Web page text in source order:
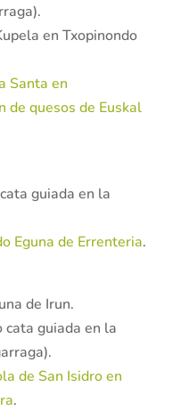
en Txopinondo
Santa en
de quesos de Euskal
guiada en la
Eguna de Errenteria.
de Irun.
cata guiada en la
de San Isidro en
.